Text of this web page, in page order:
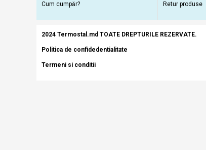
Cum cumpăr? Retur produse
2024 Termostal.md TOATE DREPTURILE REZERVATE.
Politica de confidedentialitate
Termeni si conditii